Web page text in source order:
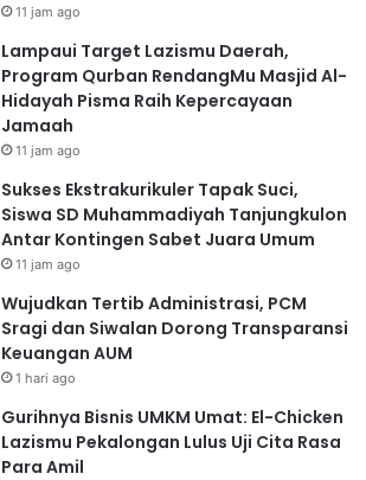
11 jam ago
Lampaui Target Lazismu Daerah,
Program Qurban RendangMu Masjid Al-
Hidayah Pisma Raih Kepercayaan
Jamaah
11 jam ago
Sukses Ekstrakurikuler Tapak Suci,
Siswa SD Muhammadiyah Tanjungkulon
Antar Kontingen Sabet Juara Umum
11 jam ago
Wujudkan Tertib Administrasi, PCM
Sragi dan Siwalan Dorong Transparansi
Keuangan AUM
1 hari ago
Gurihnya Bisnis UMKM Umat: El-Chicken
Lazismu Pekalongan Lulus Uji Cita Rasa
Para Amil